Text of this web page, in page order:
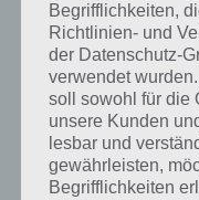
Auf WhatsApp
Tweet auf Twitter
Begrifflichkeiten,
Richtlinien- und
der Datenschutz-
verwendet
soll sowohl für die
unsere Kunden
lesbar und
gewährleisten,
Begrifflichkeiten